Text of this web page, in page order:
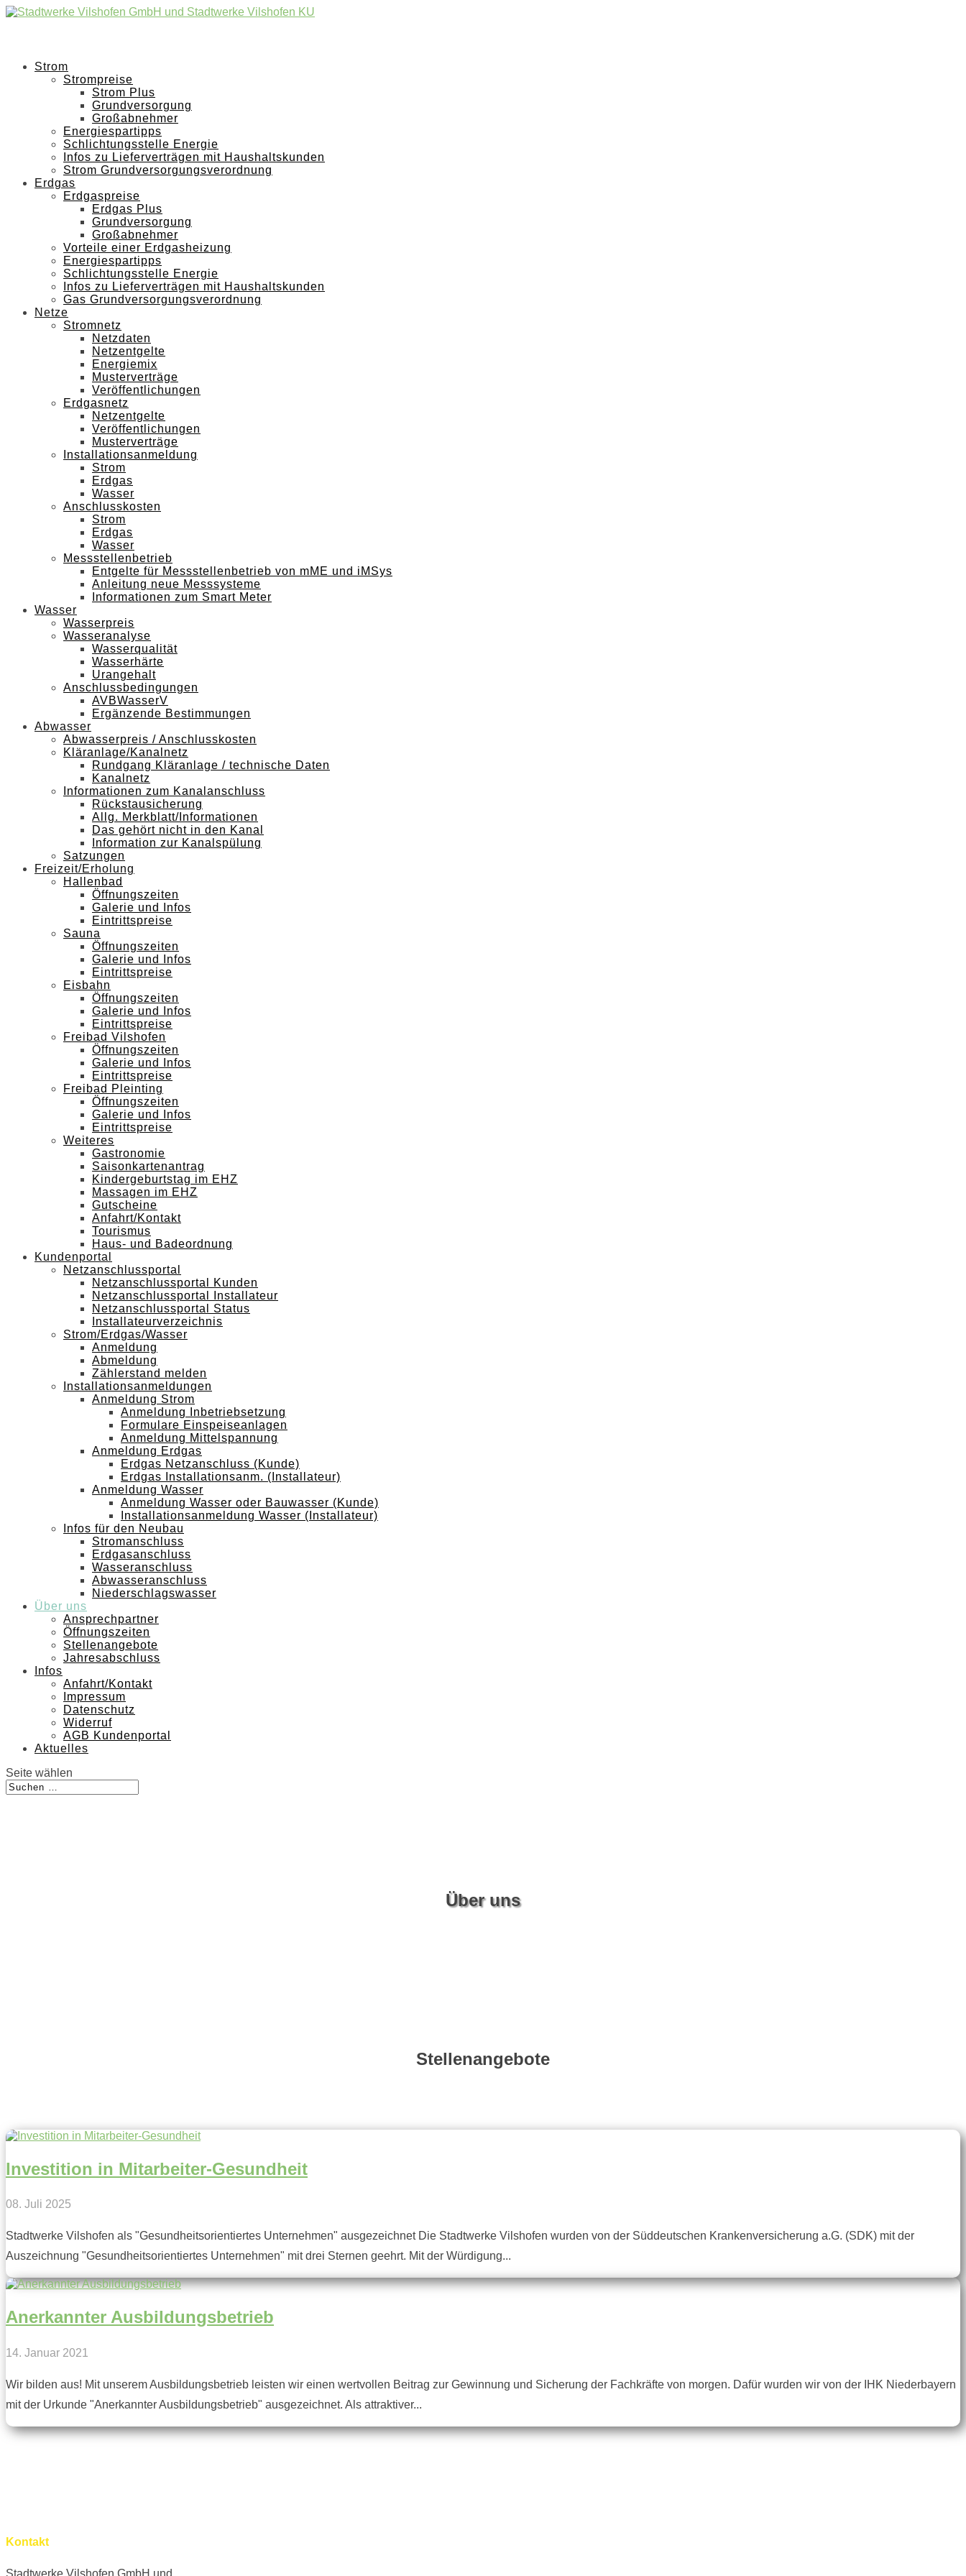
Strom
Strompreise
Strom Plus
Grundversorgung
Großabnehmer
Energiespartipps
Schlichtungsstelle Energie
Infos zu Lieferverträgen mit Haushaltskunden
Strom Grundversorgungsverordnung
Erdgas
Erdgaspreise
Erdgas Plus
Grundversorgung
Großabnehmer
Vorteile einer Erdgasheizung
Energiespartipps
Schlichtungsstelle Energie
Infos zu Lieferverträgen mit Haushaltskunden
Gas Grundversorgungsverordnung
Netze
Stromnetz
Netzdaten
Netzentgelte
Energiemix
Musterverträge
Veröffentlichungen
Erdgasnetz
Netzentgelte
Veröffentlichungen
Musterverträge
Installationsanmeldung
Strom
Erdgas
Wasser
Anschlusskosten
Strom
Erdgas
Wasser
Messstellenbetrieb
Entgelte für Messstellenbetrieb von mME und iMSys
Anleitung neue Messsysteme
Informationen zum Smart Meter
Wasser
Wasserpreis
Wasseranalyse
Wasserqualität
Wasserhärte
Urangehalt
Anschlussbedingungen
AVBWasserV
Ergänzende Bestimmungen
Abwasser
Abwasserpreis / Anschlusskosten
Kläranlage/Kanalnetz
Rundgang Kläranlage / technische Daten
Kanalnetz
Informationen zum Kanalanschluss
Rückstausicherung
Allg. Merkblatt/Informationen
Das gehört nicht in den Kanal
Information zur Kanalspülung
Satzungen
Freizeit/Erholung
Hallenbad
Öffnungszeiten
Galerie und Infos
Eintrittspreise
Sauna
Öffnungszeiten
Galerie und Infos
Eintrittspreise
Eisbahn
Öffnungszeiten
Galerie und Infos
Eintrittspreise
Freibad Vilshofen
Öffnungszeiten
Galerie und Infos
Eintrittspreise
Freibad Pleinting
Öffnungszeiten
Galerie und Infos
Eintrittspreise
Weiteres
Gastronomie
Saisonkartenantrag
Kindergeburtstag im EHZ
Massagen im EHZ
Gutscheine
Anfahrt/Kontakt
Tourismus
Haus- und Badeordnung
Kundenportal
Netzanschlussportal
Netzanschlussportal Kunden
Netzanschlussportal Installateur
Netzanschlussportal Status
Installateurverzeichnis
Strom/Erdgas/Wasser
Anmeldung
Abmeldung
Zählerstand melden
Installationsanmeldungen
Anmeldung Strom
Anmeldung Inbetriebsetzung
Formulare Einspeiseanlagen
Anmeldung Mittelspannung
Anmeldung Erdgas
Erdgas Netzanschluss (Kunde)
Erdgas Installationsanm. (Installateur)
Anmeldung Wasser
Anmeldung Wasser oder Bauwasser (Kunde)
Installationsanmeldung Wasser (Installateur)
Infos für den Neubau
Stromanschluss
Erdgasanschluss
Wasseranschluss
Abwasseranschluss
Niederschlagswasser
Über uns
Ansprechpartner
Öffnungszeiten
Stellenangebote
Jahresabschluss
Infos
Anfahrt/Kontakt
Impressum
Datenschutz
Widerruf
AGB Kundenportal
Aktuelles
Seite wählen
Über uns
Stellenangebote
Investition in Mitarbeiter-Gesundheit
08. Juli 2025
Stadtwerke Vilshofen als "Gesundheitsorientiertes Unternehmen" ausgezeichnet Die Stadtwerke Vilshofen wurden von der Süddeutschen Krankenversicherung a.G. (SDK) mit der
Auszeichnung "Gesundheitsorientiertes Unternehmen" mit drei Sternen geehrt. Mit der Würdigung...
Anerkannter Ausbildungsbetrieb
14. Januar 2021
Wir bilden aus! Mit unserem Ausbildungsbetrieb leisten wir einen wertvollen Beitrag zur Gewinnung und Sicherung der Fachkräfte von morgen. Dafür wurden wir von der IHK Niederbayern
mit der Urkunde "Anerkannter Ausbildungsbetrieb" ausgezeichnet. Als attraktiver...
Kontakt
Stadtwerke Vilshofen GmbH und